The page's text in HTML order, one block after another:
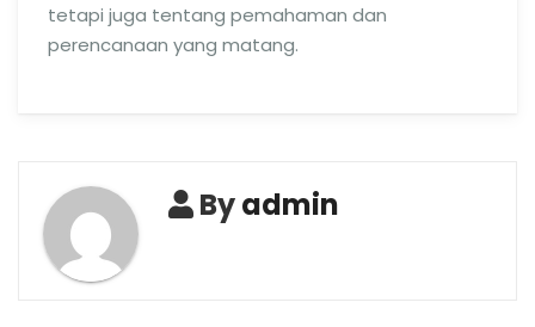
tetapi juga tentang pemahaman dan
perencanaan yang matang.
Byadmin